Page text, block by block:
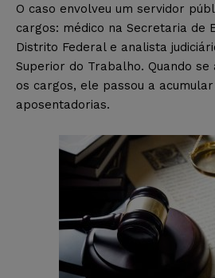
O caso envolveu um servidor
cargos: médico na Secretaria de
Distrito Federal e analista
Superior do Trabalho. Quando
os cargos, ele passou a
aposentadorias.